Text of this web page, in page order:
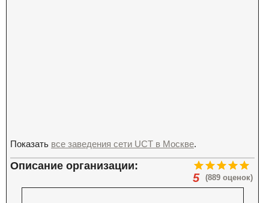
Показать все заведения сети UCT в Москве.
(889 оценок)
5
Описание организации: